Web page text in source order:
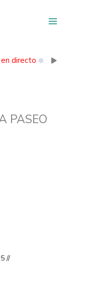
en directo
PASEO
//